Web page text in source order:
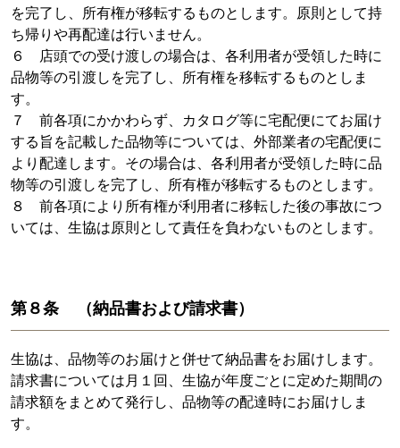
を完了し、所有権が移転するものとします。原則として持
ち帰りや再配達は行いません。
６ 店頭での受け渡しの場合は、各利用者が受領した時に
品物等の引渡しを完了し、所有権を移転するものとしま
す。
７ 前各項にかかわらず、カタログ等に宅配便にてお届け
する旨を記載した品物等については、外部業者の宅配便に
より配達します。その場合は、各利用者が受領した時に品
物等の引渡しを完了し、所有権が移転するものとします。
８ 前各項により所有権が利用者に移転した後の事故につ
いては、生協は原則として責任を負わないものとします。
第８条 （納品書および請求書）
生協は、品物等のお届けと併せて納品書をお届けします。
請求書については月１回、生協が年度ごとに定めた期間の
請求額をまとめて発行し、品物等の配達時にお届けしま
す。